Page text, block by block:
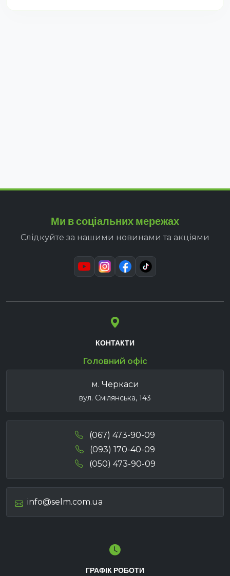
Ми в соціальних мережах
Слідкуйте за нашими новинами та акціями
КОНТАКТИ
Головний офіс
м. Черкаси
вул. Смілянська, 143
(067) 473-90-09
(093) 170-40-09
(050) 473-90-09
info@selm.com.ua
ГРАФІК РОБОТИ